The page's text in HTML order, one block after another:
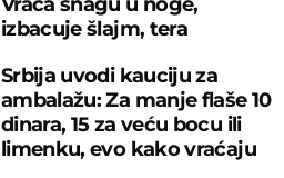
izbacuje šlajm, tera
Srbija uvodi kauciju za
ambalažu: Za manje flaše 10
dinara, 15 za veću bocu ili
limenku, evo kako vraćaju